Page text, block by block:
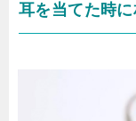
耳を当てた時に